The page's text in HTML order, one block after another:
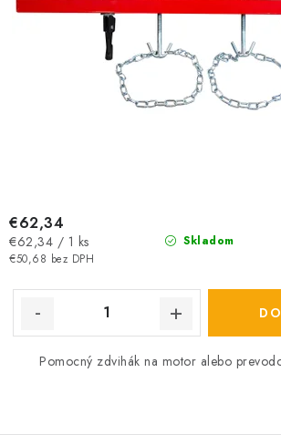
Skladom
€50,68 bez DPH
€62,34
Jednotková
cena:
€62,34 / 1 ks
Pomocný zdvihák na motor alebo